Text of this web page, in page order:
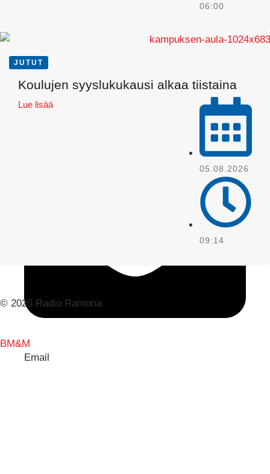
Email
06:00
JUTUT
Koulujen syyslukukausi alkaa tiistaina
Lue lisää
05.08.2026
09:14
© 2026 Radio Ramona
BM&M